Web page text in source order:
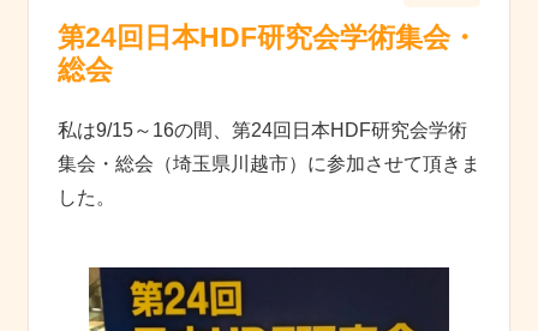
第24回日本HDF研究会学術集会・
総会
私は9/15～16の間、第24回日本HDF研究会学術
集会・総会（埼玉県川越市）に参加させて頂きま
した。